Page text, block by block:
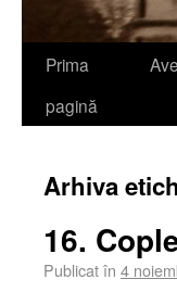
Prima
pagină
Arhiva
16.
Publicat în 4